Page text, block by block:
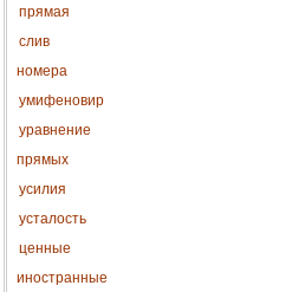
прямая
слив
номера
умифеновир
уравнение
прямых
усилия
усталость
ценные
иностранные